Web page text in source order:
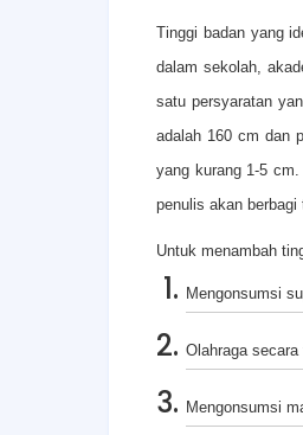
Tinggi badan yang
dalam sekolah,
satu persyaratan
adalah 160 cm dan
yang kurang 1-5
penulis akan
Untuk menambah
Mengonsumsi
Olahraga
Mengonsumsi